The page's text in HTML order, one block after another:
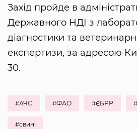
Захід пройде в
Державного НДІ з
діагностики та
експертизи, за адресою
30.
#АЧС #ФАО #ЄБРР
#свині